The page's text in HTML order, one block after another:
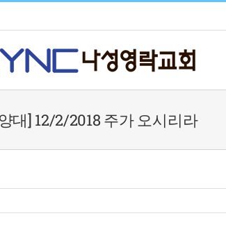
대] 12/2/2018 주가 오시리라